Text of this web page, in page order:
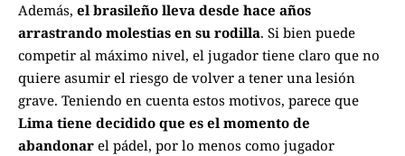
Además, el brasileño lleva desde hace años
arrastrando molestias en su rodilla. Si bien puede
competir al máximo nivel, el jugador tiene claro que no
quiere asumir el riesgo de volver a tener una lesión
grave. Teniendo en cuenta estos motivos, parece que
Lima tiene decidido que es el momento de
abandonar el pádel, por lo menos como jugador